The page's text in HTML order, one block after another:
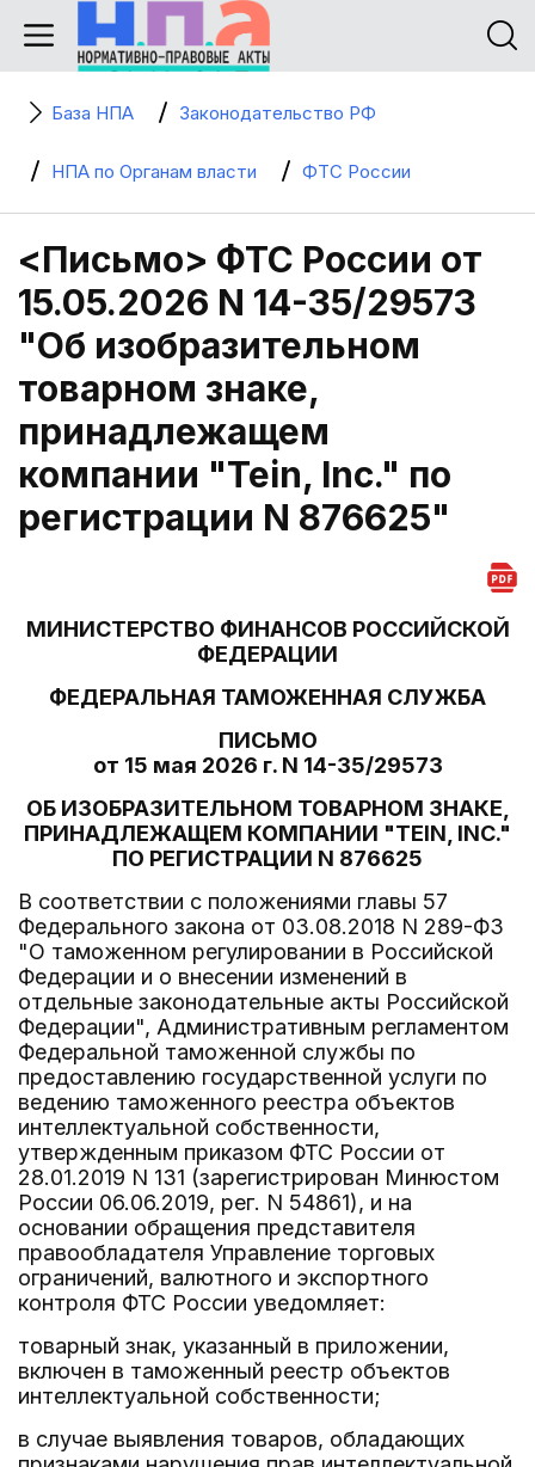
База НПА Законодательство РФ
НПА по Органам власти ФТС России
<Письмо> ФТС России от
15.05.2026 N 14-35/29573
"Об изобразительном
товарном знаке,
принадлежащем
компании "Tein, Inc." по
регистрации N 876625"
МИНИСТЕРСТВО ФИНАНСОВ РОССИЙСКОЙ
ФЕДЕРАЦИИ
ФЕДЕРАЛЬНАЯ ТАМОЖЕННАЯ СЛУЖБА
ПИСЬМО
от 15 мая 2026 г. N 14-35/29573
ОБ ИЗОБРАЗИТЕЛЬНОМ ТОВАРНОМ ЗНАКЕ,
ПРИНАДЛЕЖАЩЕМ КОМПАНИИ "TEIN, INC."
ПО РЕГИСТРАЦИИ N 876625
В соответствии с положениями главы 57
Федерального закона от 03.08.2018 N 289-ФЗ
"О таможенном регулировании в Российской
Федерации и о внесении изменений в
отдельные законодательные акты Российской
Федерации", Административным регламентом
Федеральной таможенной службы по
предоставлению государственной услуги по
ведению таможенного реестра объектов
интеллектуальной собственности,
утвержденным приказом ФТС России от
28.01.2019 N 131 (зарегистрирован Минюстом
России 06.06.2019, рег. N 54861), и на
основании обращения представителя
правообладателя Управление торговых
ограничений, валютного и экспортного
контроля ФТС России уведомляет:
товарный знак, указанный в приложении,
включен в таможенный реестр объектов
интеллектуальной собственности;
в случае выявления товаров, обладающих